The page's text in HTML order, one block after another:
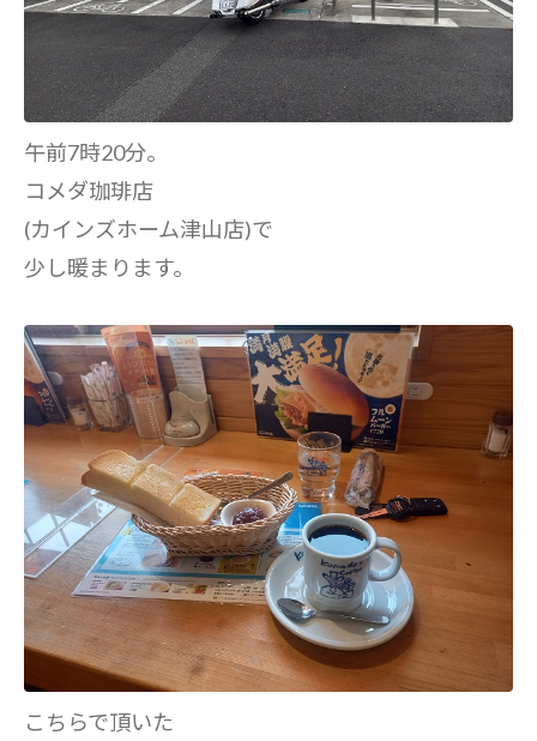
午前7時20分。
コメダ珈琲店
(カインズホーム津山店)で
少し暖まります。
こちらで頂いた